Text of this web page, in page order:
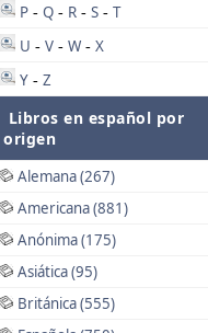
P - Q - R - S - T
U - V - W - X
Y - Z
Libros en español por
origen
Alemana (267)
Americana (881)
Anónima (175)
Asiática (95)
Británica (555)